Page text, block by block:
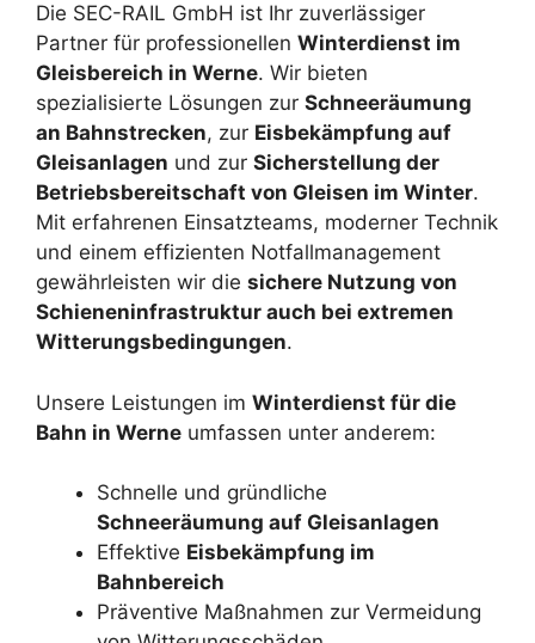
Die SEC-RAIL GmbH ist Ihr zuverlässiger
Partner für professionellen Winterdienst im
Gleisbereich in Werne. Wir bieten
spezialisierte Lösungen zur Schneeräumung
an Bahnstrecken, zur Eisbekämpfung auf
Gleisanlagen und zur Sicherstellung der
Betriebsbereitschaft von Gleisen im Winter.
Mit erfahrenen Einsatzteams, moderner Technik
und einem effizienten Notfallmanagement
gewährleisten wir die sichere Nutzung von
Schieneninfrastruktur auch bei extremen
Witterungsbedingungen.
Unsere Leistungen im Winterdienst für die
Bahn in Werne umfassen unter anderem:
Schnelle und gründliche
Schneeräumung auf Gleisanlagen
Effektive Eisbekämpfung im
Bahnbereich
Präventive Maßnahmen zur Vermeidung